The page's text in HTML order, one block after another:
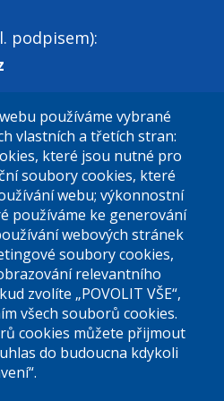
podpisem):
el. podpisu):
13.00-18.00
používáme vybrané
vlastních a třetích stran:
které jsou nutné pro
soubory cookies, které
webu; výkonnostní
používáme ke generování
webových stránek
soubory cookies,
relevantního
zvolíte „POVOLIT VŠE“,
všech souborů cookies.
cookies můžete přijmout
do budoucna kdykoli